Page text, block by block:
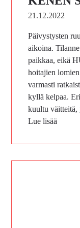
21.12.2022
Päivystysten
aikoina.
paikkaa, eikä
hoitajien
varmasti
kyllä kelpaa.
kuultu
Lue lisää